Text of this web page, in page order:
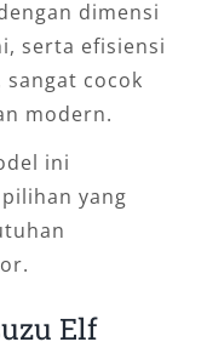
dimensi
serta efisiensi
cocok
modern.
ini
yang
Elf